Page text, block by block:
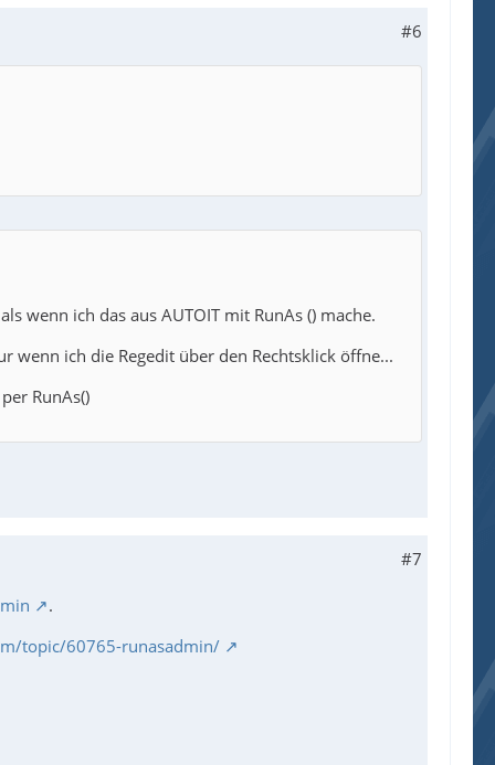
#6
wenn ich das aus AUTOIT mit RunAs () mache.
wenn ich die Regedit über den Rechtsklick öffne...
RunAs()
#7
.
topic/60765-runasadmin/